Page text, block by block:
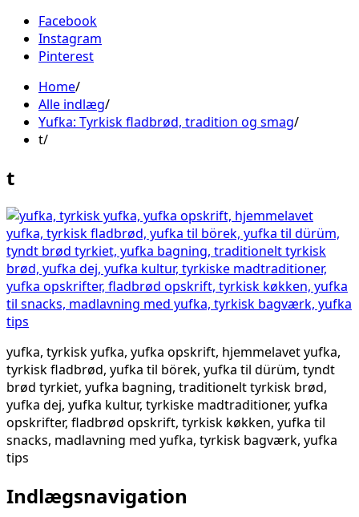
Facebook
Instagram
Pinterest
Home
Alle indlæg
Yufka: Tyrkisk fladbrød, tradition og smag
t
t
yufka, tyrkisk yufka, yufka opskrift, hjemmelavet yufka,
tyrkisk fladbrød, yufka til börek, yufka til dürüm, tyndt
brød tyrkiet, yufka bagning, traditionelt tyrkisk brød,
yufka dej, yufka kultur, tyrkiske madtraditioner, yufka
opskrifter, fladbrød opskrift, tyrkisk køkken, yufka til
snacks, madlavning med yufka, tyrkisk bagværk, yufka
tips
Indlægsnavigation